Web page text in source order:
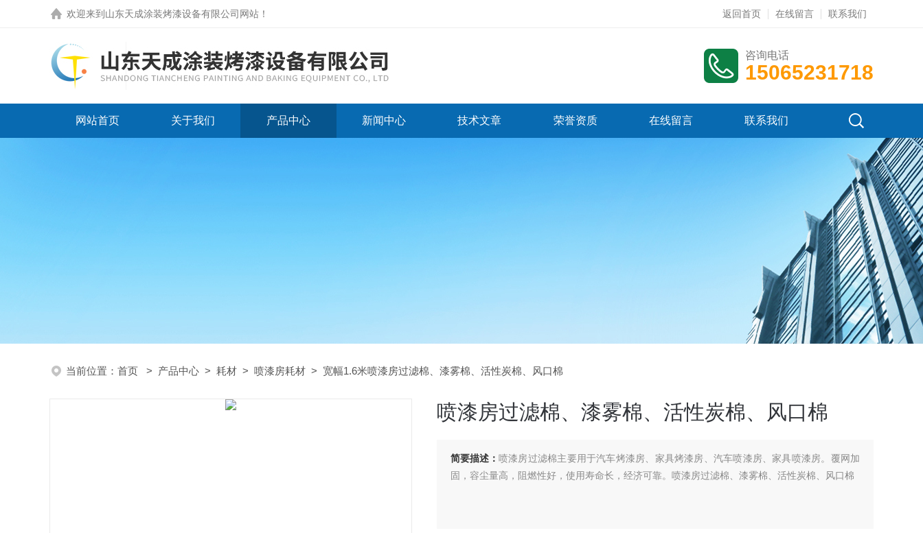
欢迎来到 山东天成涂装烤漆设备有限公司网站 ！ 返回首页 在线留言 联系我们
咨询电话
15065231718
网站首页 关于我们 产品中心 新闻中心 技术文章 荣誉资质 在线留言 联系我们
当前位置： 首页 > 产品中心 > 耗材 > 喷漆房耗材 > 宽幅1.6米喷漆房过滤棉、漆雾棉、活性炭棉、风口棉
喷漆房过滤棉、漆雾棉、活性炭棉、风口棉
简要描述： 喷漆房过滤棉主要用于汽车烤漆房、家具烤漆房、汽车喷漆房、家具喷漆房。覆网加
固，容尘量高，阻燃性好，使用寿命长，经济可靠。喷漆房过滤棉、漆雾棉、活性炭棉、风口棉